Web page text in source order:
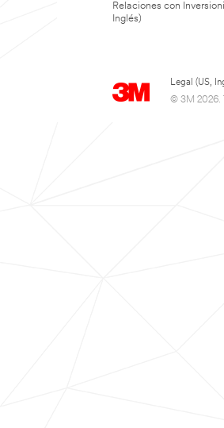
Relaciones con
Inglés)
Legal (US,
© 3M 2026.